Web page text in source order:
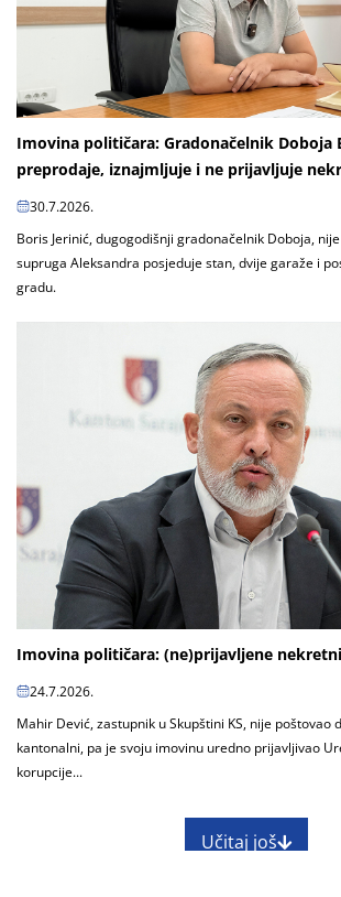
Imovina političara: Gradonačelnik Doboja
preprodaje, iznajmljuje i ne prijavljuje
30.7.2026.
Boris Jerinić, dugogodišnji gradonačelnik Doboja,
supruga Aleksandra posjeduje stan, dvije garaže i
gradu.
Imovina političara: (ne)prijavljene
24.7.2026.
Mahir Dević, zastupnik u Skupštini KS, nije poštovao
kantonalni, pa je svoju imovinu uredno prijavljivao
korupcije...
Učitaj još